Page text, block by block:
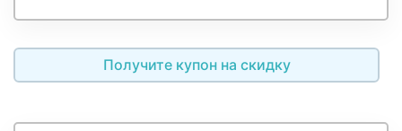
Получите купон на скидку